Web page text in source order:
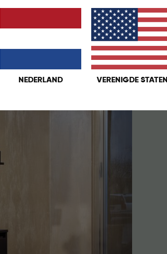
NEDERLAND VERENIGDE STATEN